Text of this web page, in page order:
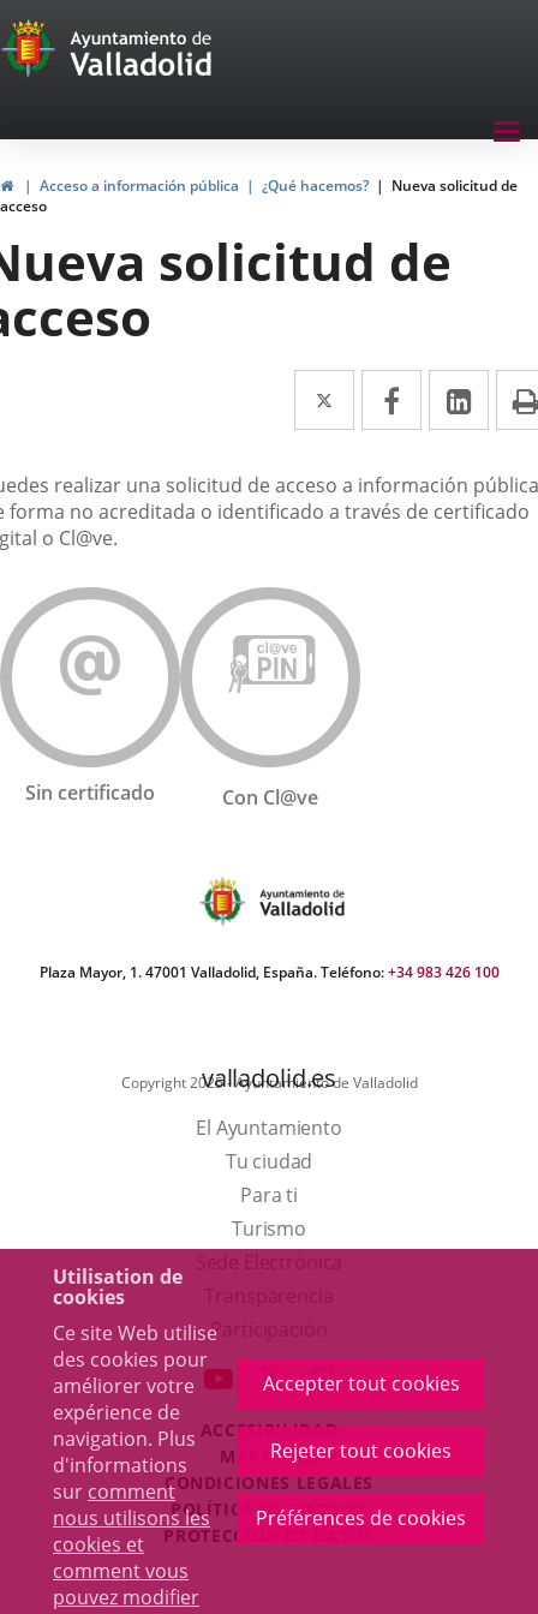
Utilisation de
cookies
Ce site Web utilise
des cookies pour
améliorer votre
expérience de
navigation. Plus
d'informations
sur comment
nous utilisons les
cookies et
comment vous
pouvez modifier
Accepter tout cookies
Rejeter tout cookies
Préférences de cookies
Transparencia
Menu
Transparencia
InicioAcceso a información pública ¿Qué hacemos?
Nueva solicitud de
acceso
solicitud de
Twitter
Enlace
a
una
aplicación
Facebook
Enlace
a
una
aplicación
a
una
realizar una solicitud de acceso a información pública
forma no acreditada o identificado a través de certificado
o Cl@ve.
Sin certificado Con Cl@ve
Plaza Mayor, 1. 47001 Valladolid, España. Teléfono:+34 983 426 100
Copyright 2025 - Ayuntamiento de Valladolid
valladolid.es
El Ayuntamiento
Tu ciudad
Para ti
TurismoEste
en
una
ventana
nueva.
aplicación
externa.
Participación
ENLACE
A
UNA
APLICACIÓN
EXTERNA.
ENLACE
A
UNA
APLICACIÓN
EXTERNA.
ENLACE
A
UNA
APLICACIÓN
EXTERNA.
ACCESIBILIDAD
MAPA WEB
CONDICIONES LEGALES
POLÍTICA DE COOKIES
PROTECCIÓN DE DATOS